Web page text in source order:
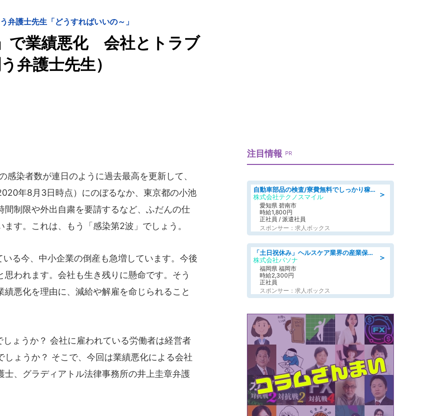
護士先生「どうすればいいの～」
で業績悪化 会社とトラブ
弁護士先生）
染者数が連日のように過去最高を更新して、
年8月3日時点）にのぼるなか、東京都の小池
制限や外出自粛を要請するなど、ふだんの仕
す。これは、もう「感染第2波」でしょう。
る今、中小企業の倒産も急増しています。今後
われます。会社も生き残りに懸命です。そう
悪化を理由に、減給や解雇を命じられること
ょうか？ 会社に雇われている労働者は経営者
ょうか？ そこで、今回は業績悪化による会社
、グラディアトル法律事務所の井上圭章弁護
注目情報 PR
＞
自動車部品の検査/寮費無料でしっかり稼げる denso aichi
株式会社テクノスマイル
愛知県 碧南市
時給1,800円
正社員 / 派遣社員
スポンサー：求人ボックス
＞
「土日祝休み」ヘルスケア業界の産業保健師/高時給/未経験OK/要資格:保健師、正看護師
株式会社パソナ
福岡県 福岡市
時給2,300円
正社員
スポンサー：求人ボックス